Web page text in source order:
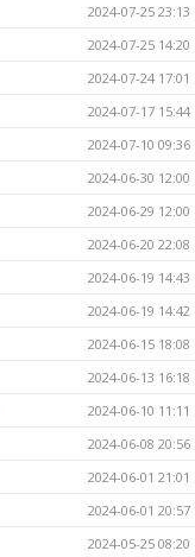
2024-07-25 23:13
2024-07-25 14:20
2024-07-24 17:01
2024-07-17 15:44
2024-07-10 09:36
2024-06-30 12:00
2024-06-29 12:00
2024-06-20 22:08
2024-06-19 14:43
2024-06-19 14:42
2024-06-15 18:08
2024-06-13 16:18
2024-06-10 11:11
2024-06-08 20:56
2024-06-01 21:01
2024-06-01 20:57
2024-05-25 08:20